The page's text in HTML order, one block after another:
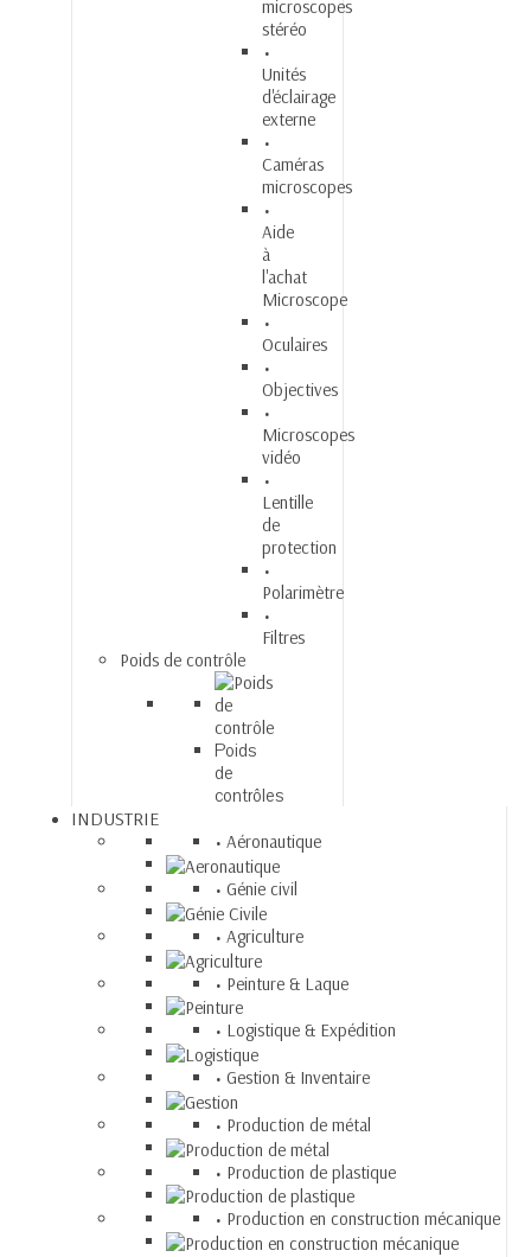
microscopes
stéréo
Unités
d'éclairage
externe
Caméras
microscopes
Aide
à
l'achat
Microscope
Oculaires
Objectives
Microscopes
vidéo
Lentille
de
protection
Polarimètre
Filtres
Poids de contrôle
Poids
de
contrôles
INDUSTRIE
Aéronautique
Génie civil
Agriculture
Peinture & Laque
Logistique & Expédition
Gestion & Inventaire
Production de métal
Production de plastique
Production en construction mécanique